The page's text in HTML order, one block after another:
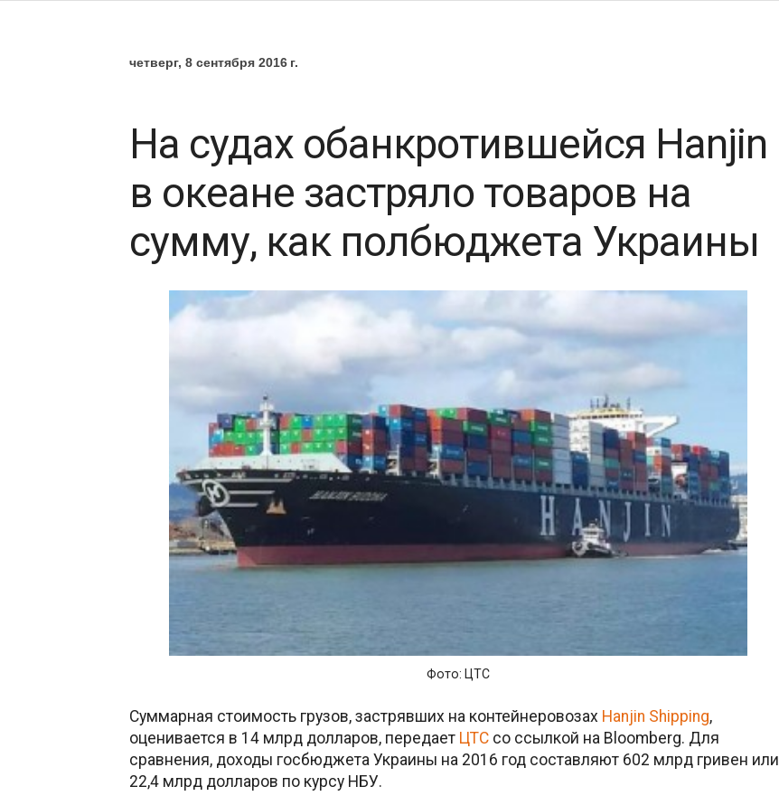
четверг, 8 сентября 2016 г.
На судах обанкротившейся Hanjin
в океане застряло товаров на
сумму, как полбюджета Украины
Фото: ЦТС
Суммарная стоимость грузов, застрявших на контейнеровозах Hanjin Shipping,
оценивается в 14 млрд долларов, передает ЦТС со ссылкой на Bloomberg. Для
сравнения, доходы госбюджета Украины на 2016 год составляют 602 млрд гривен или
22,4 млрд долларов по курсу НБУ.